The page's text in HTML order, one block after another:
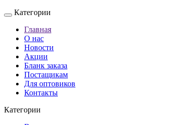
Категории
Главная
О нас
Новости
Акции
Бланк заказа
Постащикам
Для оптовиков
Контакты
Категории